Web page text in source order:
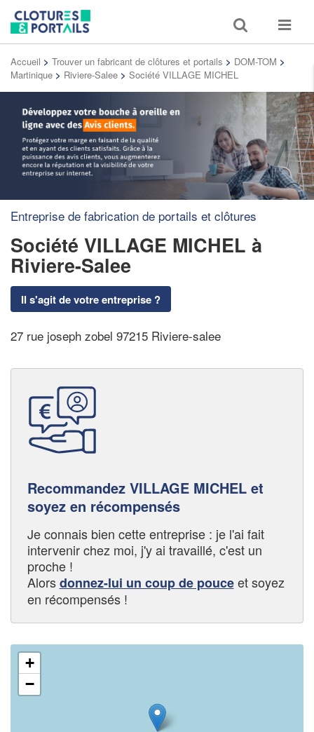
Toggle
search
Toggle
Accueil > Trouver un fabricant de clôtures et portails > DOM-TOM >
Martinique > Riviere-Salee > Société VILLAGE MICHEL
Entreprise de fabrication de portails et clôtures
Société VILLAGE MICHEL à
Riviere-Salee
Il s'agit de votre entreprise ?
27 rue joseph zobel 97215 Riviere-salee
Recommandez VILLAGE MICHEL et
soyez en récompensés
Je connais bien cette entreprise : je l'ai fait
intervenir chez moi, j'y ai travaillé, c'est un
proche !
Alorsdonnez-lui un coup de pouceet soyez
en récompensés !
+
−